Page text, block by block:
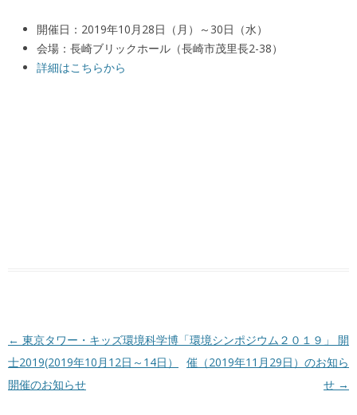
開催日：2019年10月28日（月）～30日（水）
会場：長崎ブリックホール（長崎市茂里長2-38）
詳細はこちらから
投稿ナビゲーション
← 東京タワー・キッズ環境科学博
士2019(2019年10月12日～14日）
開催のお知らせ
「環境シンポジウム２０１９」 開
催（2019年11月29日）のお知ら
せ →